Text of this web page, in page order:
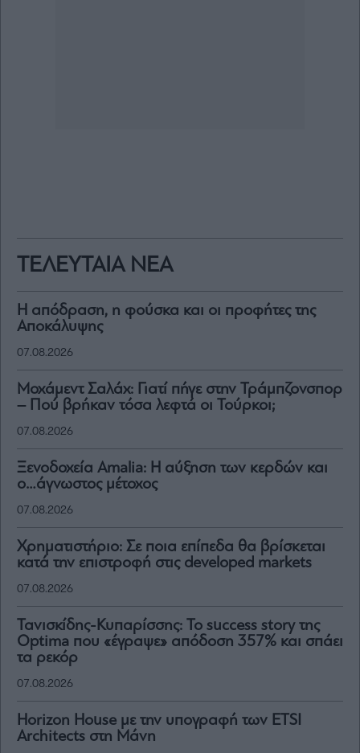
ΤΕΛΕΥΤΑΙΑ ΝΕΑ
Η απόδραση, η φούσκα και οι προφήτες της
Αποκάλυψης
07.08.2026
Μοχάμεντ Σαλάχ: Γιατί πήγε στην Τράμπζονσπορ
– Πού βρήκαν τόσα λεφτά οι Τούρκοι;
07.08.2026
Ξενοδοχεία Amalia: H αύξηση των κερδών και
ο…άγνωστος μέτοχος
07.08.2026
Χρηματιστήριο: Σε ποια επίπεδα θα βρίσκεται
κατά την επιστροφή στις developed markets
07.08.2026
Τανισκίδης-Κυπαρίσσης: Το success story της
Optima που «έγραψε» απόδοση 357% και σπάει
τα ρεκόρ
07.08.2026
Horizon House με την υπογραφή των ETSI
Architects στη Μάνη